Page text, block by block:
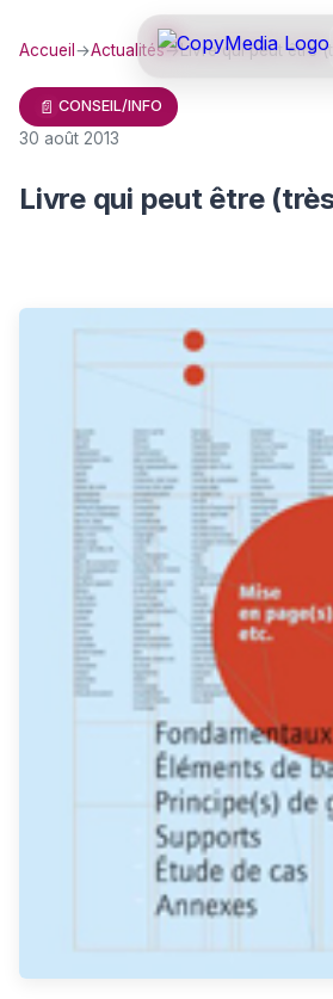
Accueil →Actualités→Livre qui peut être
📄 CONSEIL/INFO
30 août 2013
Livre qui peut être